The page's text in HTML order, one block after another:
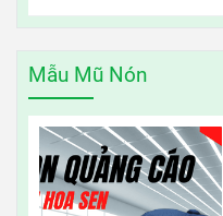
Mẫu Mũ Nón